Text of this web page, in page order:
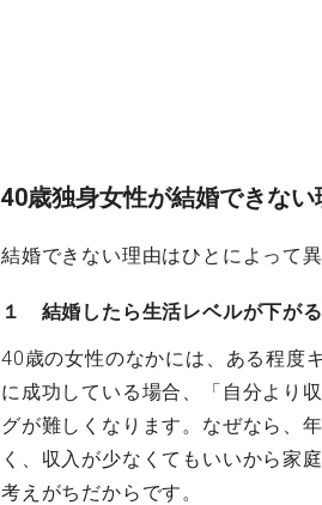
40歳独身女性が結婚できない
結婚できない理由はひとによって異
１ 結婚したら生活レベルが下が
40歳の女性のなかには、ある程度
に成功している場合、「自分より
グが難しくなります。なぜなら、
く、収入が少なくてもいいから家
考えがちだからです。